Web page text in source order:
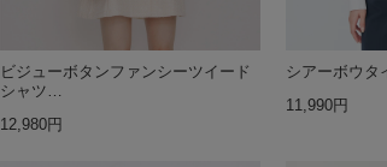
ビジューボタンファンシーツイード
シャツ…
12,980円
シアーボウタ
11,990円